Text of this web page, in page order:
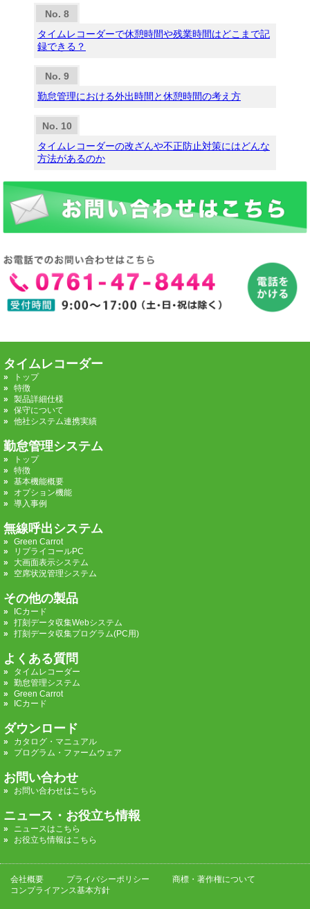
タイムレコーダーで休憩時間や残業時間はどこまで記
録できる？
勤怠管理における外出時間と休憩時間の考え方
タイムレコーダーの改ざんや不正防止対策にはどんな
方法があるのか
タイムレコーダー
トップ
特徴
製品詳細仕様
保守について
他社システム連携実績
勤怠管理システム
トップ
特徴
基本機能概要
オプション機能
導入事例
無線呼出システム
Green Carrot
リプライコールPC
大画面表示システム
空席状況管理システム
その他の製品
ICカード
打刻データ収集Webシステム
打刻データ収集プログラム(PC用)
よくある質問
タイムレコーダー
勤怠管理システム
Green Carrot
ICカード
ダウンロード
カタログ・マニュアル
プログラム・ファームウェア
お問い合わせ
お問い合わせはこちら
ニュース・お役立ち情報
ニュースはこちら
お役立ち情報はこちら
会社概要 プライバシーポリシー
商標・著作権について
コンプライアンス基本方針